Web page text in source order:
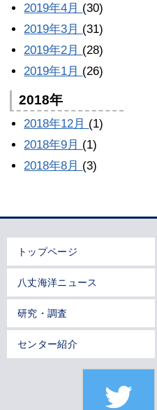
2019年4月 (30)
2019年3月 (31)
2019年2月 (28)
2019年1月 (26)
2018年
2018年12月 (1)
2018年9月 (1)
2018年8月 (3)
トップページ
八丈海洋ニュース
研究・調査
センター紹介